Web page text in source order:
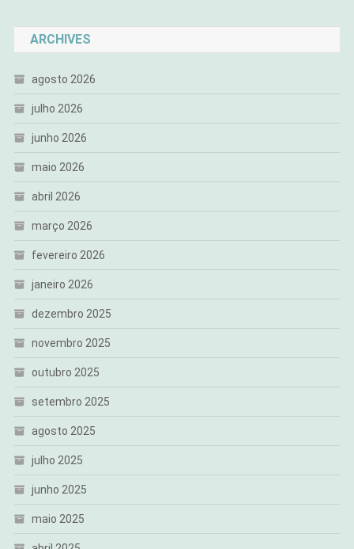
ARCHIVES
agosto 2026
julho 2026
junho 2026
maio 2026
abril 2026
março 2026
fevereiro 2026
janeiro 2026
dezembro 2025
novembro 2025
outubro 2025
setembro 2025
agosto 2025
julho 2025
junho 2025
maio 2025